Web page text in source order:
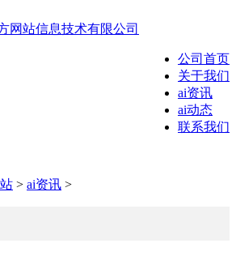
公司首页
关于我们
ai资讯
ai动态
联系我们
> ai资讯 >